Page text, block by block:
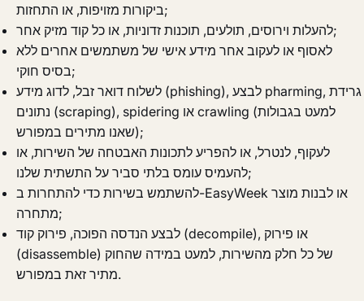
ביקורות מזויפות, או התחזות;
להעלות וירוסים, תולעים, תוכנות זדוניות, או כל קוד מזיק אחר;
לאסוף או לעקוב אחר מידע אישי של משתמשים אחרים ללא
בסיס חוקי;
לשלוח דואר זבל, לדוג מידע (phishing), לבצע pharming, גרידת
נתונים (scraping), spidering או crawling (למעט בגבולות
שאנו מתירים במפורש);
לעקוף, לנטרל, או להפריע לתכונות האבטחה של השירות, או
להעמיס עומס בלתי סביר על התשתית שלנו;
להשתמש בשירות כדי להתחרות ב-EasyWeek או לבנות מוצר
מתחרה;
לבצע הנדסה הפוכה, פירוק קוד (decompile), או פירוק
(disassemble) של כל חלק מהשירות, למעט במידה שהחוק
מתיר זאת במפורש.